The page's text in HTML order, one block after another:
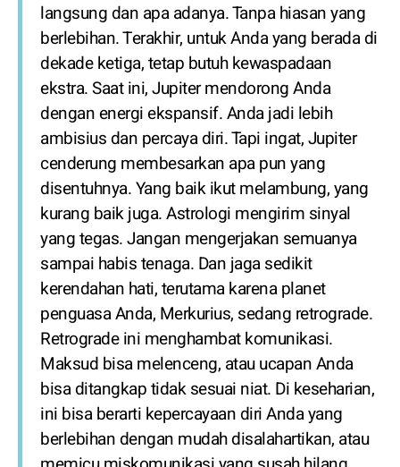
langsung dan apa adanya. Tanpa hiasan yang
berlebihan. Terakhir, untuk Anda yang berada di
dekade ketiga, tetap butuh kewaspadaan
ekstra. Saat ini, Jupiter mendorong Anda
dengan energi ekspansif. Anda jadi lebih
ambisius dan percaya diri. Tapi ingat, Jupiter
cenderung membesarkan apa pun yang
disentuhnya. Yang baik ikut melambung, yang
kurang baik juga. Astrologi mengirim sinyal
yang tegas. Jangan mengerjakan semuanya
sampai habis tenaga. Dan jaga sedikit
kerendahan hati, terutama karena planet
penguasa Anda, Merkurius, sedang retrograde.
Retrograde ini menghambat komunikasi.
Maksud bisa melenceng, atau ucapan Anda
bisa ditangkap tidak sesuai niat. Di keseharian,
ini bisa berarti kepercayaan diri Anda yang
berlebihan dengan mudah disalahartikan, atau